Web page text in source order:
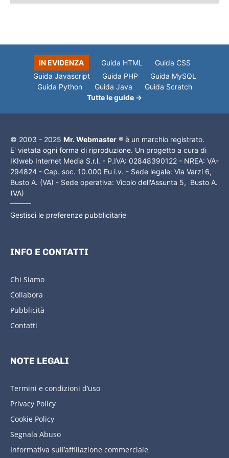
IN EVIDENZA Guida HTML
Guida CSS
Guida Javascript
Guida PHP
Guida MySQL
Guida Python
Guida Java
Guida Scratch
Tutte le guide →
© 2003 - 2025 Mr. Webmaster ® è un marchio registrato.
E' vietata ogni forma di riproduzione. Un progetto a cura di
IKIweb Internet Media S.r.l. - P.IVA: 02848390122 - NREA: VA-
294824 - Cap. soc. 10.000 Eu i.v. - Sede legale: Via Varzi 6,
Busto A. (VA) - Sede operativa: Vicolo dell'Assunta 5, Busto A.
(VA)
Gestisci le preferenze pubblicitarie
INFO E CONTATTI
Chi Siamo
Collabora
Pubblicità
Contatti
NOTE LEGALI
Termini e condizioni d’uso
Privacy Policy
Cookie Policy
Segnala Abuso
Informativa sull’affiliazione commerciale